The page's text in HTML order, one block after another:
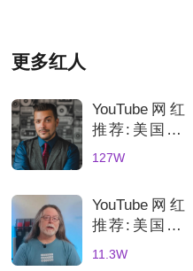
更多红人
YouTube网红
推荐:美国3C
科技数码测评
127W
YouTube网红
推荐:美国3D
打印机深度测
11.3W